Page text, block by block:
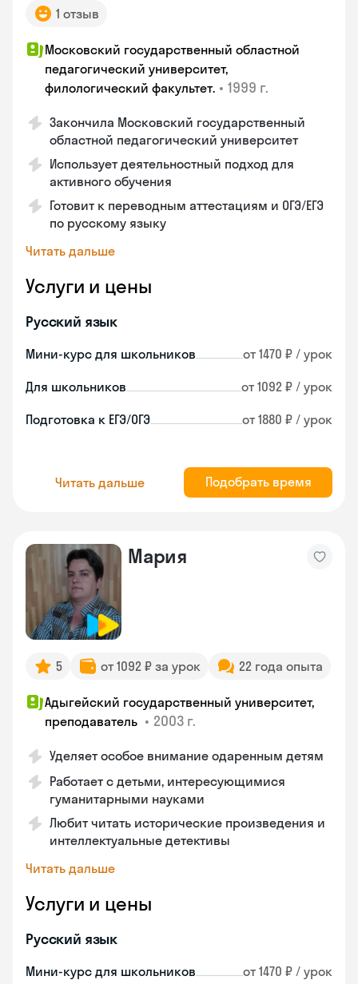
1 отзыв
Московский государственный областной
педагогический университет,
филологический факультет. • 1999 г.
Закончилa Московский государственный
областной педагогический университет
Использует деятельностный подход для
активного обучения
Готовит к переводным аттестациям и ОГЭ/ЕГЭ
по русскому языку
Читать дальше
Услуги и цены
Русский язык
Мини-курс для школьников от 1470 ₽ / урок
Для школьников от 1092 ₽ / урок
Подготовка к ЕГЭ/ОГЭ от 1880 ₽ / урок
Читать дальше Подобрать время
Мария
5 от 1092 ₽ за урок 22 года опыта
Адыгейский государственный университет,
преподаватель • 2003 г.
Уделяет особое внимание одаренным детям
Работает с детьми, интересующимися
гуманитарными науками
Любит читать исторические произведения и
интеллектуальные детективы
Читать дальше
Услуги и цены
Русский язык
Мини-курс для школьников от 1470 ₽ / урок